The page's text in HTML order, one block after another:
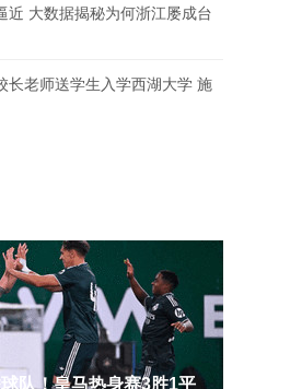
近 大数据揭秘为何浙江屡成台
长老师送学生入学西湖大学 施
队！皇马热身赛3胜1平